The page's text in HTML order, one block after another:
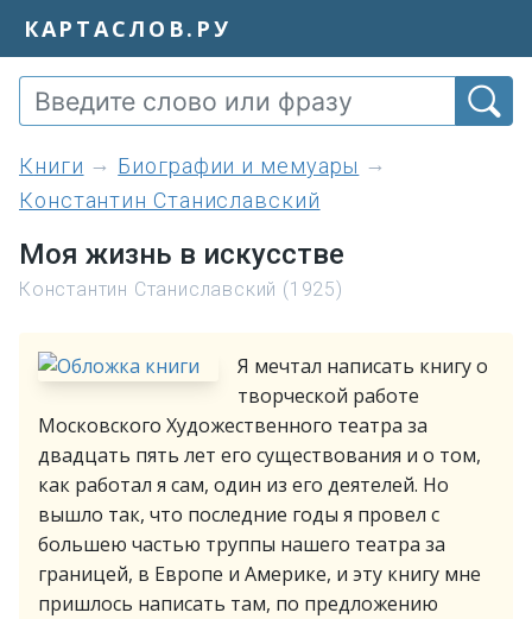
КАРТАСЛОВ.РУ
книги
Биографии и мемуары
Константин Станиславский
Моя жизнь в искусстве
Константин Станиславский (1925)
Я мечтал написать книгу о
творческой работе
Московского Художественного театра за
двадцать пять лет его существования и о том,
как работал я сам, один из его деятелей. Но
вышло так, что последние годы я провел с
большею частью труппы нашего театра за
границей, в Европе и Америке, и эту книгу мне
пришлось написать там, по предложению